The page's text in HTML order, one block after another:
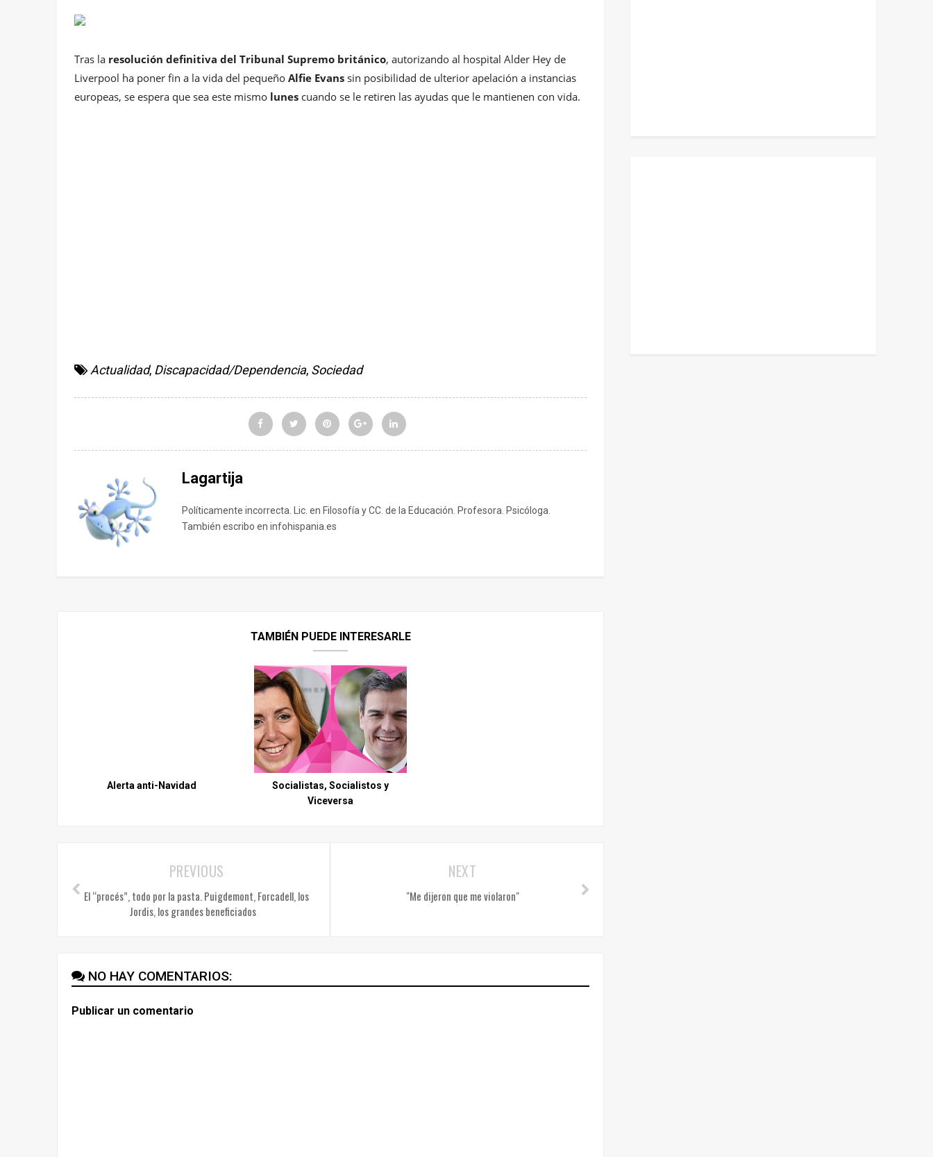
Tras la resolución definitiva del Tribunal Supremo británico, autorizando al hospital Alder Hey de
Liverpool ha poner fin a la vida del pequeño Alfie Evans sin posibilidad de ulterior apelación a instancias
europeas, se espera que sea este mismo lunes cuando se le retiren las ayudas que le mantienen con vida.
Actualidad, Discapacidad/Dependencia, Sociedad
Lagartija
Políticamente incorrecta. Lic. en Filosofía y CC. de la Educación. Profesora. Psicóloga.
También escribo en infohispania.es
TAMBIÉN PUEDE INTERESARLE
Alerta anti-Navidad
Socialistas, Socialistos y
Viceversa
NEXT
"Me dijeron que me violaron"
PREVIOUS
El “procés”, todo por la pasta. Puigdemont, Forcadell, los
Jordis, los grandes beneficiados
NO HAY COMENTARIOS:
Publicar un comentario